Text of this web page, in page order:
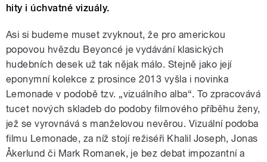
hity i úchvatné vizuály.
Asi si budeme muset zvyknout, že pro americkou
popovou hvězdu Beyoncé je vydávání klasických
hudebních desek už tak nějak málo. Stejně jako její
eponymní kolekce z prosince 2013 vyšla i novinka
Lemonade v podobě tzv. „vizuálního alba“. To zpracovává
tucet nových skladeb do podoby filmového příběhu ženy,
jež se vyrovnává s manželovou nevěrou. Vizuální podoba
filmu Lemonade, za níž stojí režiséři Khalil Joseph, Jonas
Åkerlund či Mark Romanek, je bez debat impozantní a